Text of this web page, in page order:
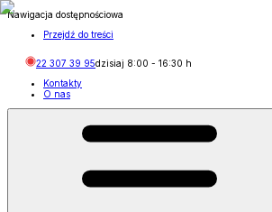
Nawigacja dostępnościowa
Przejdź do treści
22 307 39 95dzisiaj 8:00 - 16:30 h
Kontakty
O nas